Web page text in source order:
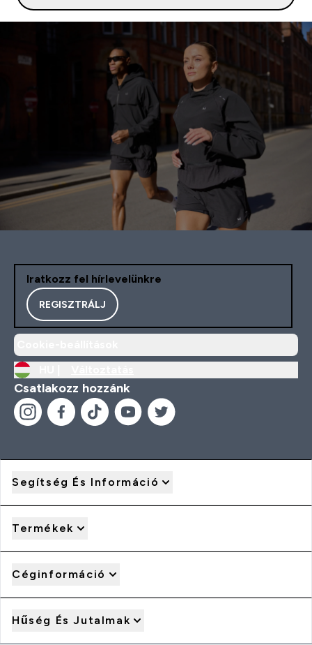
Iratkozz fel hírlevelünkre
REGISZTRÁLJ
Csatlakozz hozzánk
Segítség És Információ
Termékek
Céginformáció
Hűség És Jutalmak